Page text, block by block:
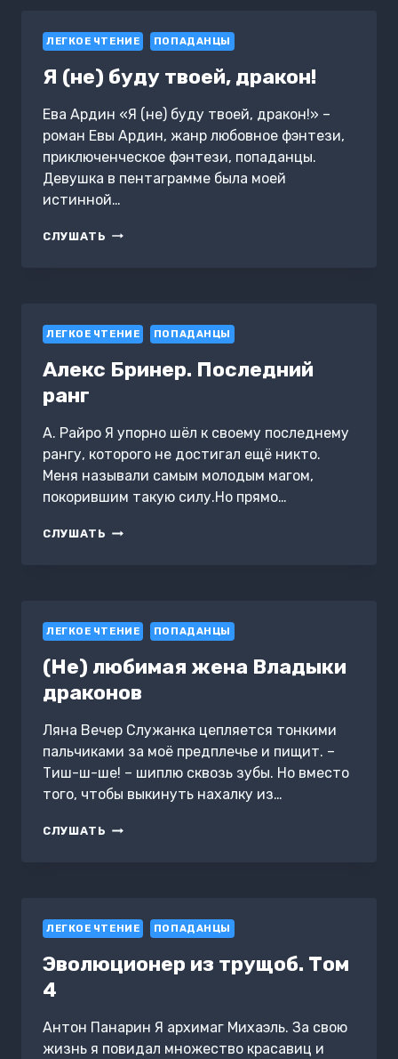
ЛЕГКОЕ ЧТЕНИЕ ПОПАДАНЦЫ
Я (не) буду твоей, дракон!
Ева Ардин «Я (не) буду твоей, дракон!» –
роман Евы Ардин, жанр любовное фэнтези,
приключенческое фэнтези, попаданцы.
Девушка в пентаграмме была моей
истинной…
СЛУШАТЬ Я
ЛЕГКОЕ ЧТЕНИЕ ПОПАДАНЦЫ
Алекс Бринер. Последний
ранг
А. Райро Я упорно шёл к своему последнему
рангу, которого не достигал ещё никто.
Меня называли самым молодым магом,
покорившим такую силу.Но прямо…
СЛУШАТЬ АЛЕКС
ЛЕГКОЕ ЧТЕНИЕ ПОПАДАНЦЫ
(Не) любимая жена Владыки
драконов
Ляна Вечер Служанка цепляется тонкими
пальчиками за моё предплечье и пищит. –
Тиш-ш-ше! – шиплю сквозь зубы. Но вместо
того, чтобы выкинуть нахалку из…
СЛУШАТЬ (НЕ)
ЛЕГКОЕ ЧТЕНИЕ ПОПАДАНЦЫ
Эволюционер из трущоб. Том
4
Антон Панарин Я архимаг Михаэль. За свою
жизнь я повидал множество красавиц и